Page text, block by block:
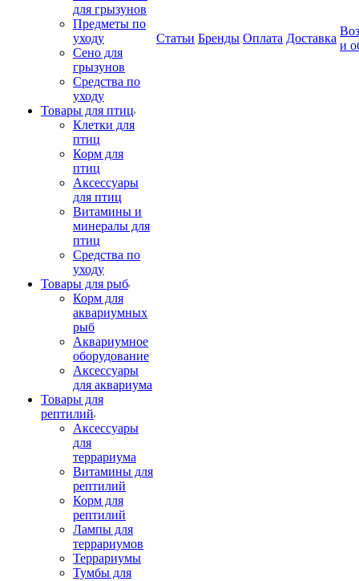
для грызунов
Предметы по
уходу
Сено для
грызунов
Средства по
уходу
Товары для птиц
Клетки для
птиц
Корм для
птиц
Аксессуары
для птиц
Витамины и
минералы для
птиц
Средства по
уходу
Товары для рыб
Корм для
аквариумных
рыб
Аквариумное
оборудование
Аксессуары
для аквариума
Товары для
рептилий
Аксессуары
для
террариума
Витамины для
рептилий
Корм для
рептилий
Лампы для
террариумов
Террариумы
Тумбы для
Статьи Бренды Оплата Доставка
и